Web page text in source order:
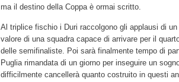
ma il destino della Coppa è ormai scritto.
Al triplice fischio i Duri raccolgono gli applausi di
valore di una squadra capace di arrivare per il
delle semifinaliste. Poi sarà finalmente tempo di
Puglia rimandata di un giorno per inseguire un
difficilmente cancellerà quanto costruito in questi